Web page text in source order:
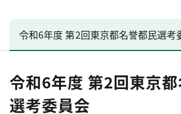
令和6年度 第2回東京都名誉都民選考
令和6年度 第2回東京
選考委員会